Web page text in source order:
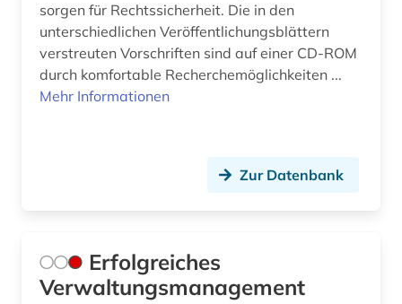
sorgen für Rechtssicherheit. Die in den
unterschiedlichen Veröffentlichungsblättern
verstreuten Vorschriften sind auf einer CD-ROM
durch komfortable Recherchemöglichkeiten ...
Mehr Informationen
Zur Datenbank
Erfolgreiches
Verwaltungsmanagement